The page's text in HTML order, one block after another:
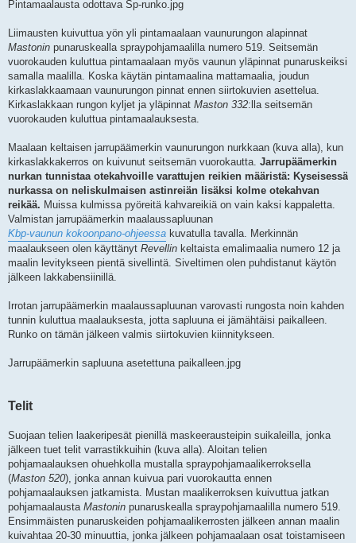
Pintamaalausta odottava Sp-runko.jpg
Liimausten kuivuttua yön yli pintamaalaan vaunurungon alapinnat
Mastonin punaruskealla spraypohjamaalilla numero 519. Seitsemän
vuorokauden kuluttua pintamaalaan myös vaunun yläpinnat punaruskeiksi
samalla maalilla. Koska käytän pintamaalina mattamaalia, joudun
kirkaslakkaamaan vaunurungon pinnat ennen siirtokuvien asettelua.
Kirkaslakkaan rungon kyljet ja yläpinnat Maston 332:lla seitsemän
vuorokauden kuluttua pintamaalauksesta.
Maalaan keltaisen jarrupäämerkin vaunurungon nurkkaan (kuva alla), kun
kirkaslakkakerros on kuivunut seitsemän vuorokautta. Jarrupäämerkin
nurkan tunnistaa otekahvoille varattujen reikien määristä: Kyseisessä
nurkassa on neliskulmaisen astinreiän lisäksi kolme otekahvan
reikää. Muissa kulmissa pyöreitä kahvareikiä on vain kaksi kappaletta.
Valmistan jarrupäämerkin maalaussapluunan
Kbp-vaunun kokoonpano-ohjeessa kuvatulla tavalla. Merkinnän
maalaukseen olen käyttänyt Revellin keltaista emalimaalia numero 12 ja
maalin levitykseen pientä sivellintä. Siveltimen olen puhdistanut käytön
jälkeen lakkabensiinillä.
Irrotan jarrupäämerkin maalaussapluunan varovasti rungosta noin kahden
tunnin kuluttua maalauksesta, jotta sapluuna ei jämähtäisi paikalleen.
Runko on tämän jälkeen valmis siirtokuvien kiinnitykseen.
Jarrupäämerkin sapluuna asetettuna paikalleen.jpg
Telit
Suojaan telien laakeripesät pienillä maskeerausteipin suikaleilla, jonka
jälkeen tuet telit varrastikkuihin (kuva alla). Aloitan telien
pohjamaalauksen ohuehkolla mustalla spraypohjamaalikerroksella
(Maston 520), jonka annan kuivua pari vuorokautta ennen
pohjamaalauksen jatkamista. Mustan maalikerroksen kuivuttua jatkan
pohjamaalausta Mastonin punaruskealla spraypohjamaalilla numero 519.
Ensimmäisten punaruskeiden pohjamaalikerrosten jälkeen annan maalin
kuivahtaa 20-30 minuuttia, jonka jälkeen pohjamaalaan osat toistamiseen